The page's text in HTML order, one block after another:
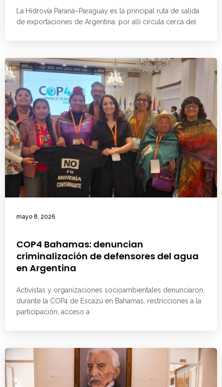
La Hidrovía Paraná–Paraguay es la principal ruta de salida
de exportaciones de Argentina: por allí circula cerca del
mayo 8, 2026
COP4 Bahamas: denuncian
criminalización de defensores del agua
en Argentina
Activistas y organizaciones socioambientales denunciaron,
durante la COP4 de Escazú en Bahamas, restricciones a la
participación, acceso a